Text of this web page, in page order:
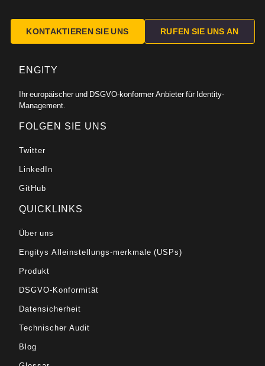
KONTAKTIEREN SIE UNS RUFEN SIE UNS AN
ENGITY
Ihr europäischer und DSGVO-konformer Anbieter für Identity-
Management.
FOLGEN SIE UNS
Twitter
LinkedIn
GitHub
QUICKLINKS
Über uns
Engitys Alleinstellungs-merkmale (USPs)
Produkt
DSGVO-Konformität
Datensicherheit
Technischer Audit
Blog